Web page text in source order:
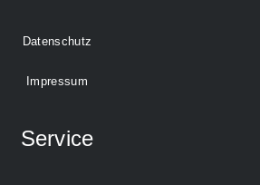
Datenschutz
Impressum
Service